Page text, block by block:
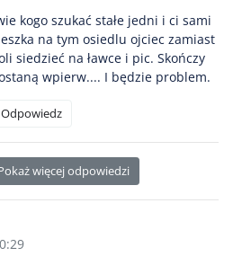
kogo szukać stałe jedni i ci sami
na tym osiedlu ojciec zamiast
siedzieć na ławce i pic. Skończy
wpierw.... I będzie problem.
Odpowiedz
więcej odpowiedzi